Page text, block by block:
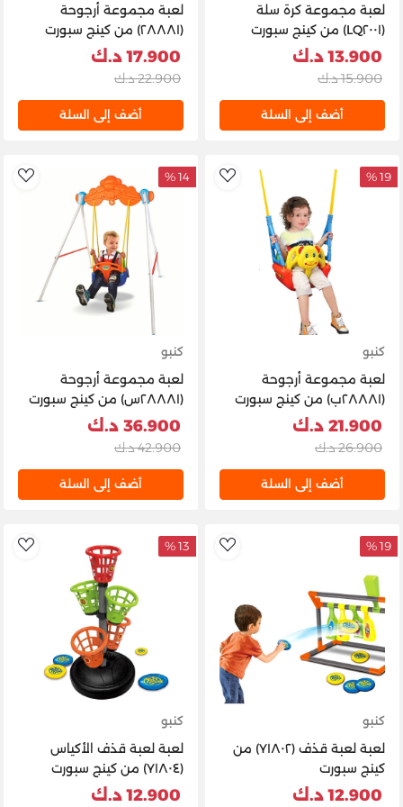
لعبة مجموعة كرة سلة
(LQ٢٠٠١) من كينج سبورت
13.900 د.ك
15.900 د.ك
أضف إلى السلة
لعبة مجموعة أرجوحة
(٢٨٨٨١) من كينج سبورت
17.900 د.ك
22.900 د.ك
أضف إلى السلة
AddToWishlist
19 %
كنبو
لعبة مجموعة أرجوحة
(٢٨٨٨١ب) من كينج سبورت
21.900 د.ك
26.900 د.ك
أضف إلى السلة
14 %
كنبو
لعبة مجموعة أرجوحة
(٢٨٨٨١س) من كينج سبورت
36.900 د.ك
42.900 د.ك
أضف إلى السلة
AddToWishlist
19 %
كنبو
لعبة لعبة قذف (Y١٨٠٢) من
كينج سبورت
12.900 د.ك
13 %
كنبو
لعبة لعبة قذف الأكياس
(Y١٨٠٤) من كينج سبورت
12.900 د.ك